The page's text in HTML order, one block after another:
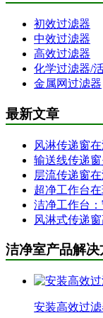
初效过滤器
中效过滤器
高效过滤器
化学过滤器/
金属网过滤器
最新文章
风淋传递窗
输送线传递
层流传递窗
超净工作台
洁净工作台
风淋式传递
洁净室产品解决
安装高效过